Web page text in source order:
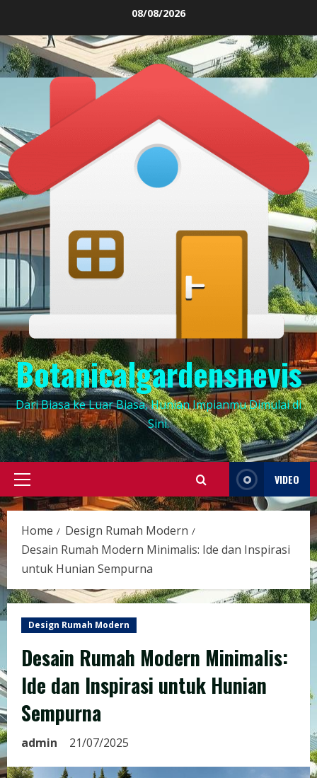
content
08/08/2026
Botanicalgardensnevis
Dari Biasa ke Luar Biasa, Hunian Impianmu Dimulai di
Sini.
Primary
Menu
VIDEO
Home
Design Rumah Modern
Desain Rumah Modern Minimalis: Ide dan Inspirasi
untuk Hunian Sempurna
Design Rumah Modern
Desain Rumah Modern Minimalis:
Ide dan Inspirasi untuk Hunian
Sempurna
admin 21/07/2025